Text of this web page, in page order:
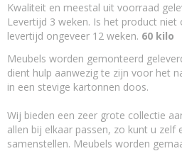
Kwaliteit en meestal uit voorraad
Levertijd 3 weken. Is het product niet
levertijd ongeveer 12 weken. 60 kilo
Meubels worden gemonteerd
dient hulp aanwezig te zijn voor het
in een stevige kartonnen doos.
Wij bieden een zeer grote collectie
allen bij elkaar passen, zo kunt u
samenstellen. Meubels worden